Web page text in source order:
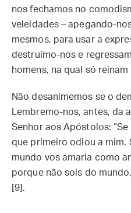
nos fechamos no
veleidades – apegando-
mesmos, para usar a
destruímo-nos e
homens, na qual só
Não desanimemos se o
Lembremo-nos, antes, da
Senhor aos Apóstolos:
que primeiro odiou a mim.
mundo vos amaria como
porque não sois do
[9].